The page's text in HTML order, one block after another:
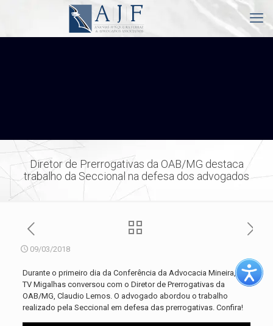
Diretor de Prerrogativas da OAB/MG destaca
trabalho da Seccional na defesa dos advogados
09/03/2018
Durante o primeiro dia da Conferência da Advocacia Mineira, a
TV Migalhas conversou com o Diretor de Prerrogativas da
OAB/MG, Claudio Lemos. O advogado abordou o trabalho
realizado pela Seccional em defesa das prerrogativas. Confira!